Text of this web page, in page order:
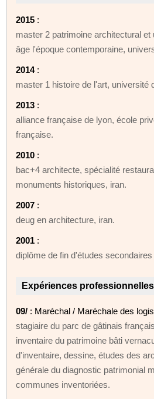
2015 :
master 2 patrimoine architectural et
âge l'époque contemporaine,
2014:
master 1 histoire de l'art, université
2013 :
alliance française de lyon, école
française.
2010 :
bac+4 architecte, spécialité
monuments historiques, iran.
2007 :
deug en architecture, iran.
2001 :
diplôme de fin d'études secondaires
Expériences professionnelles
09/ : Maréchal / Maréchale des
stagiaire du parc de gâtinais
inventaire du patrimoine bâti
d'inventaire, dessine, études des
générale du diagnostic patrimonial
communes inventoriées.